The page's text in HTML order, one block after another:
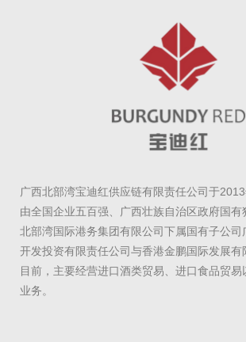
广西北部湾宝迪红供应链有限责任公司于2013
由全国企业五百强、广西壮族自治区政府国
北部湾国际港务集团有限公司下属国有子公司
开发投资有限责任公司与香港金鹏国际发展有
目前，主要经营进口酒类贸易、进口食品贸
业务。